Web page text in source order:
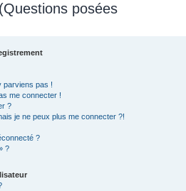
posées
parviens pas !
me connecter !
?
je ne peux plus me connecter ?!
?
?